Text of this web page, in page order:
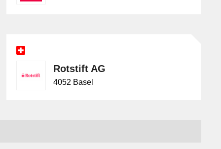
Rotstift AG
4052 Basel